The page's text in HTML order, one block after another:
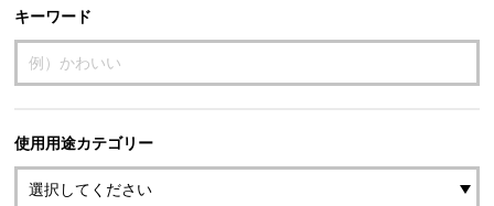
キーワード
使用用途カテゴリー